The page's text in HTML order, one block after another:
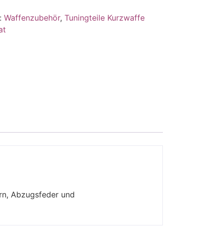
Waffenzubehör, Tuningteile Kurzwaffe
Abzugsfeder und